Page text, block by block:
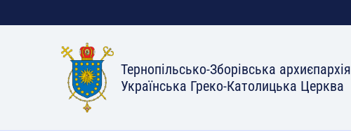
Тернопільсько-Зборівська архиєпархія
Українська Греко-Католицька Церква